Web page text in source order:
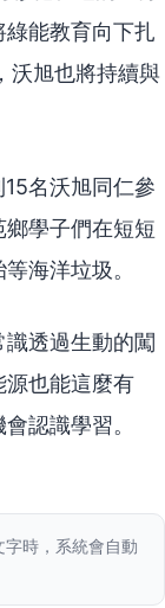
能教育向下扎
沃旭也將持續與
名沃旭同仁參
學子們在短短
海洋垃圾。
透過生動的闖
源也能這麼有
認識學習。
字時，系統會自動